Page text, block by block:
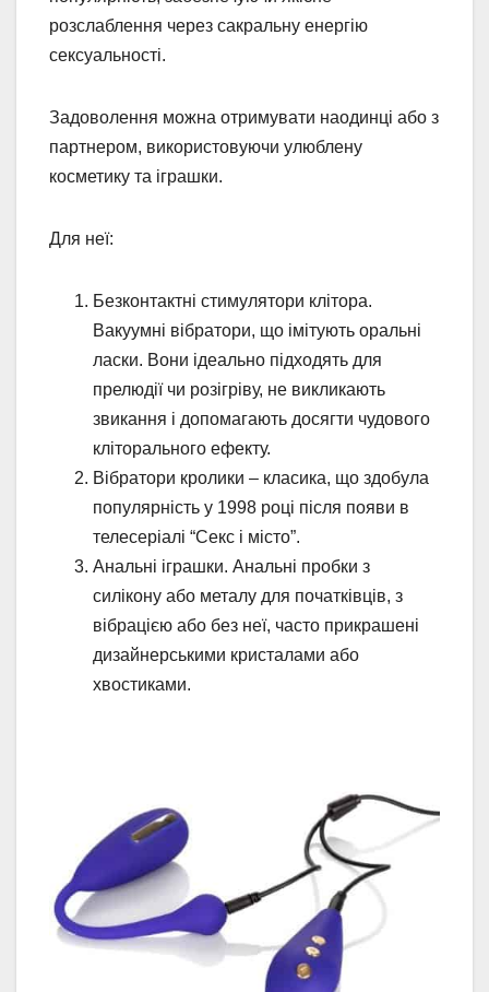
розслаблення через сакральну енергію
сексуальності.
Задоволення можна отримувати наодинці або з
партнером, використовуючи улюблену
косметику та іграшки.
Для неї:
Безконтактні стимулятори клітора.
Вакуумні вібратори, що імітують оральні
ласки. Вони ідеально підходять для
прелюдії чи розігріву, не викликають
звикання і допомагають досягти чудового
кліторального ефекту.
Вібратори кролики – класика, що здобула
популярність у 1998 році після появи в
телесеріалі “Секс і місто”.
Анальні іграшки. Анальні пробки з
силікону або металу для початківців, з
вібрацією або без неї, часто прикрашені
дизайнерськими кристалами або
хвостиками.